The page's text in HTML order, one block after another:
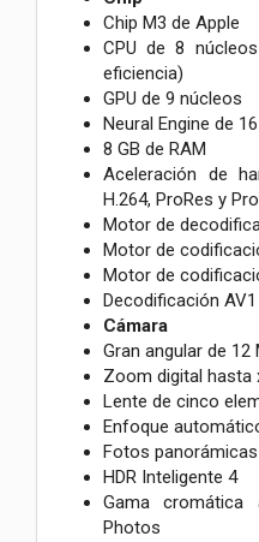
Chip M3 de Apple
CPU de 8
eficiencia)
GPU de 9 núcleos
Neural Engine de
8 GB de RAM
Aceleración de
H.264, ProRes y
Motor de
Motor de
Motor de
Decodificación AV1
Cámara
Gran angular de 12
Zoom digital hasta
Lente de cinco
Enfoque
Fotos
HDR Inteligente 4
Gama
Photos